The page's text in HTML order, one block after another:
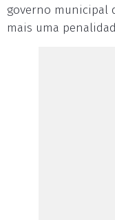
governo municipal
mais uma